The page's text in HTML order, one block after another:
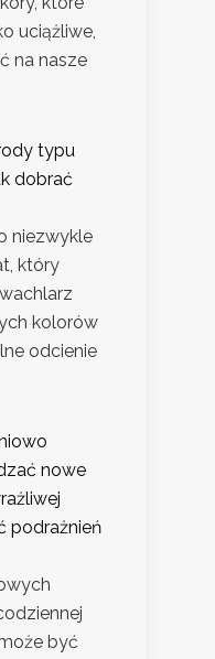
uciążliwe,
na nasze
typu
dobrać
niezwykle
który
kolorów
odcienie
nowe
podrażnień
być